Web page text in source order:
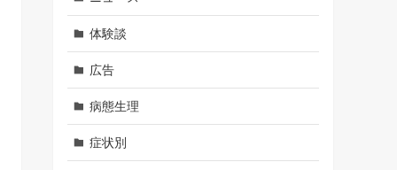
体験談
広告
病態生理
症状別